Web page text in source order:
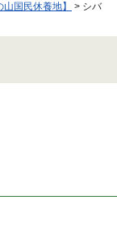
国民休養地】
> シバ